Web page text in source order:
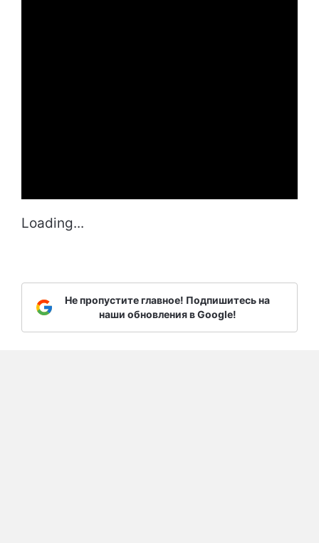
Loading...
Не пропустите главное! Подпишитесь на
наши обновления в Google!